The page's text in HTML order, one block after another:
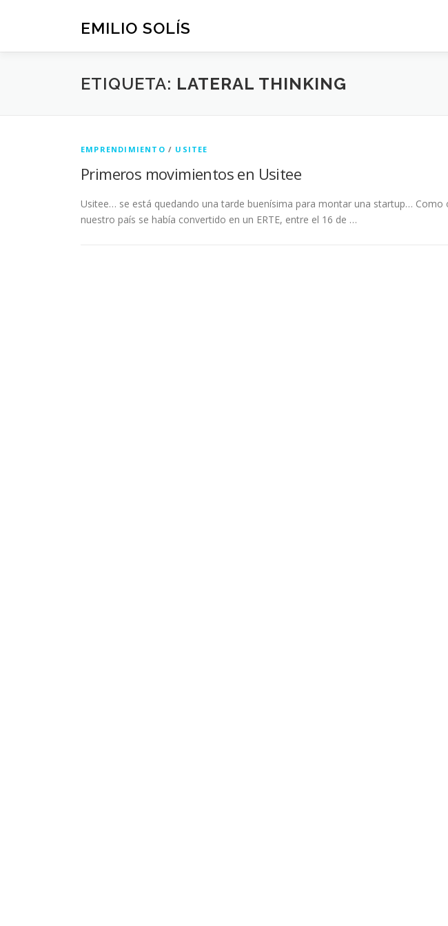
EMILIO SOLÍS
ETIQUETA: LATERAL THINKING
EMPRENDIMIENTO / USITEE
Primeros movimientos en Usitee
Usitee… se está quedando una tarde buenísima para montar una startup…
nuestro país se había convertido en un ERTE, entre el 16 de …